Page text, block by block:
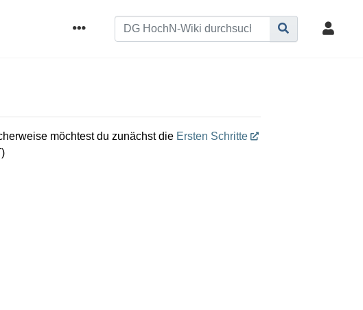
möchtest du zunächst die Ersten Schritte